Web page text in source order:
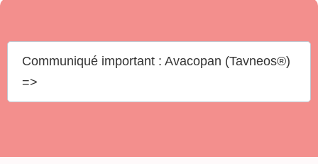
Communiqué important : Avacopan (Tavneos®)
=>